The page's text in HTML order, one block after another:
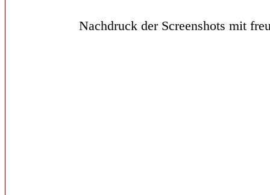
Nachdruck der Screenshots mit